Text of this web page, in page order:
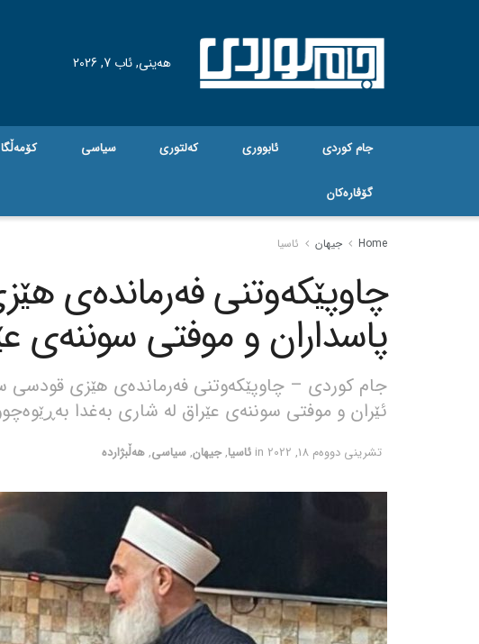
هه‌ینی, ئاب 7, 2026
جام کوردی ئابووری کەلتوری سیاسی کۆمەڵگا
گۆڤاره‌کان
Home جیهان ئاسیا
چاوپێکەوتنی فەرماندەی
پاسداران و موفتی سوننەی
جام کوردی – چاوپێکەوتنی فەرماندەی هێزی
ئێران و موفتی سوننەی عێراق لە شاری بەغدا
تشرینی دووه‌م 18, 2022 in ئاسیا,جیهان,سیاسی,هەڵبژاردە